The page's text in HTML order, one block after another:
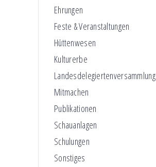
Ehrungen
Feste & Veranstaltungen
Hüttenwesen
Kulturerbe
Landesdelegiertenversammlung
Mitmachen
Publikationen
Schauanlagen
Schulungen
Sonstiges